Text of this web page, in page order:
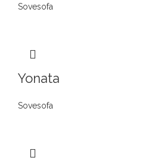
Sovesofa
Yonata
Sovesofa